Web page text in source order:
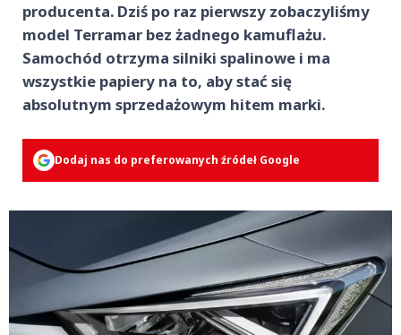
producenta. Dziś po raz pierwszy zobaczyliśmy
model Terramar bez żadnego kamuflażu.
Samochód otrzyma silniki spalinowe i ma
wszystkie papiery na to, aby stać się
absolutnym sprzedażowym hitem marki.
Dodaj nas do preferowanych źródeł Google